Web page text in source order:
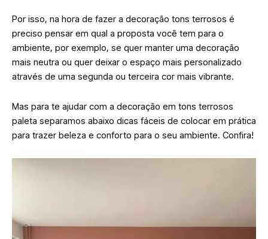
Por isso, na hora de fazer a decoração tons terrosos é
preciso pensar em qual a proposta você tem para o
ambiente, por exemplo, se quer manter uma decoração
mais neutra ou quer deixar o espaço mais personalizado
através de uma segunda ou terceira cor mais vibrante.
Mas para te ajudar com a decoração em tons terrosos
paleta separamos abaixo dicas fáceis de colocar em prática
para trazer beleza e conforto para o seu ambiente. Confira!